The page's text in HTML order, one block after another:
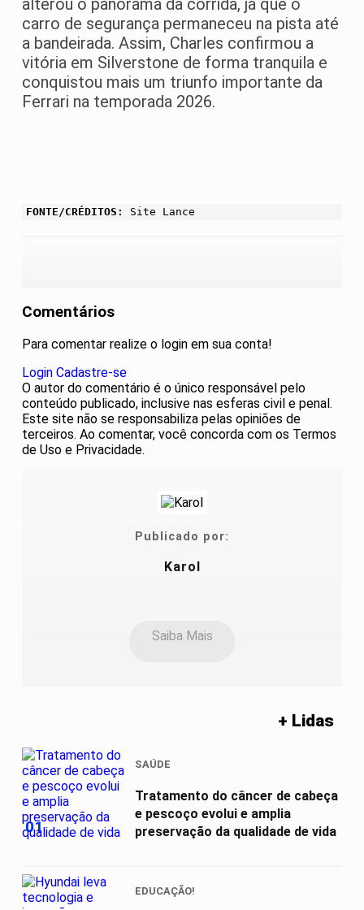
carro de segurança permaneceu na pista até
a bandeirada. Assim, Charles confirmou a
vitória em Silverstone de forma tranquila e
conquistou mais um triunfo importante da
Ferrari na temporada 2026.
FONTE/CRÉDITOS: Site Lance
Comentários
Para comentar realize o login em sua conta!
Login Cadastre-se
O autor do comentário é o único responsável pelo
conteúdo publicado, inclusive nas esferas civil e penal.
Este site não se responsabiliza pelas opiniões de
terceiros. Ao comentar, você concorda com os Termos
de Uso e Privacidade.
Publicado por:
Karol
Saiba Mais
+ Lidas
01
SAÚDE
Tratamento do câncer de cabeça
e pescoço evolui e amplia
preservação da qualidade de vida
EDUCAÇÃO!